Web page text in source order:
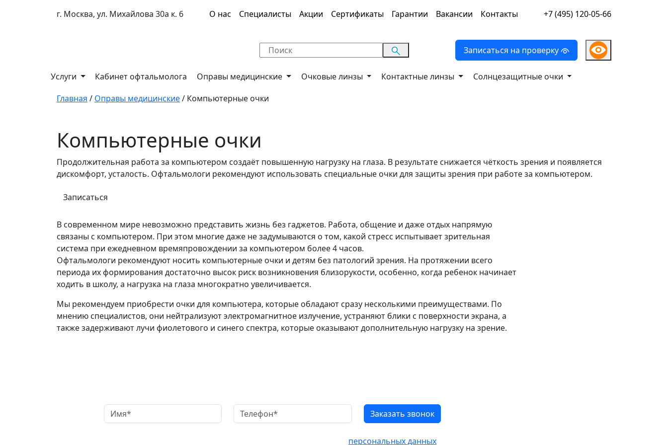
г. Москва, ул. Михайлова 30а к. 6 О нас Специалисты Акции Сертификаты Гарантии Вакансии Контакты +7 (495) 120-05-66
Записаться на проверку
Услуги Кабинет офтальмолога Оправы медицинские Очковые линзы Контактные линзы
Солнцезащитные очки
Главная / Оправы медицинские/ Компьютерные очки
Компьютерные очки
Продолжительная работа за компьютером создаёт повышенную нагрузку на глаза. В результате снижается чёткость зрения и появляется
дискомфорт, усталость. Офтальмологи рекомендуют использовать специальные очки для защиты зрения при работе за компьютером.
Записаться
В современном мире невозможно представить жизнь без гаджетов. Работа, общение и даже отдых напрямую
связаны с компьютером. При этом многие даже не задумываются о том, какой стресс испытывает зрительная
система при ежедневном времяпровождении за компьютером более 4 часов.
Офтальмологи рекомендуют носить компьютерные очки и детям без патологий зрения. На протяжении всего
периода их формирования достаточно высок риск возникновения близорукости, особенно, когда ребенок начинает
ходить в школу, а нагрузка на глаза многократно увеличивается.
Мы рекомендуем приобрести очки для компьютера, которые обладают сразу несколькими преимуществами. По
мнению специалистов, они нейтрализуют электромагнитное излучение, устраняют блики с поверхности экрана, а
также задерживают лучи фиолетового и синего спектра, которые оказывают дополнительную нагрузку на зрение.
персональных данных